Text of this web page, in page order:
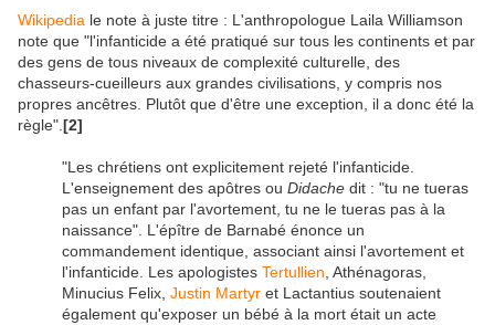
Wikipedia le note à juste titre : L'anthropologue Laila Williamson
note que "l'infanticide a été pratiqué sur tous les continents et par
des gens de tous niveaux de complexité culturelle, des
chasseurs-cueilleurs aux grandes civilisations, y compris nos
propres ancêtres. Plutôt que d'être une exception, il a donc été la
règle". [2]
"Les chrétiens ont explicitement rejeté l'infanticide.
L'enseignement des apôtres ou Didache dit : "tu ne tueras
pas un enfant par l'avortement, tu ne le tueras pas à la
naissance". L'épître de Barnabé énonce un
commandement identique, associant ainsi l'avortement et
l'infanticide. Les apologistes Tertullien , Athénagoras,
Minucius Felix, Justin Martyr et Lactantius soutenaient
également qu'exposer un bébé à la mort était un acte